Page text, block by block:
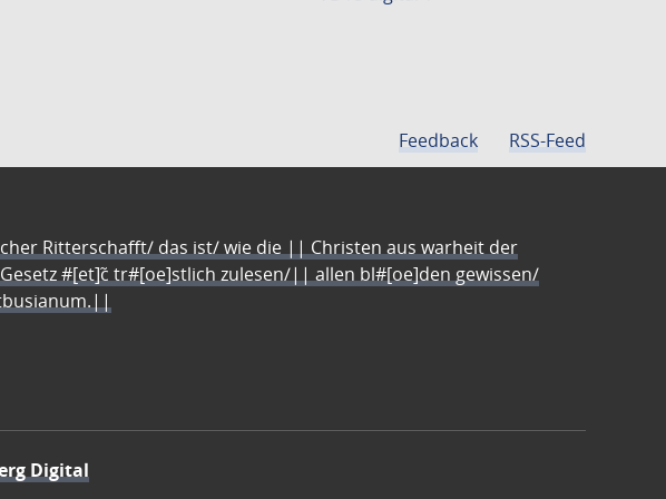
Feedback RSS-Feed
Ritterschafft/ das ist/ wie die || Christen aus warheit der
#[et]c̃ tr#[oe]stlich zulesen/|| allen bl#[oe]den gewissen/
Digital